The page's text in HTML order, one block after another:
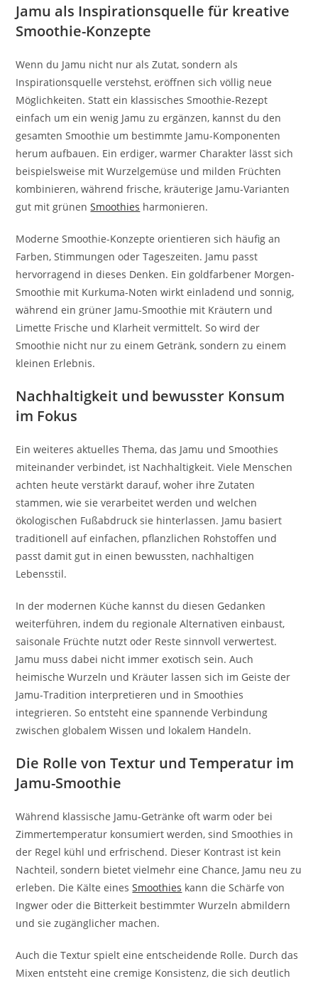
Jamu als Inspirationsquelle für kreative
Smoothie-Konzepte
Wenn du Jamu nicht nur als Zutat, sondern als
Inspirationsquelle verstehst, eröffnen sich völlig neue
Möglichkeiten. Statt ein klassisches Smoothie-Rezept
einfach um ein wenig Jamu zu ergänzen, kannst du den
gesamten Smoothie um bestimmte Jamu-Komponenten
herum aufbauen. Ein erdiger, warmer Charakter lässt sich
beispielsweise mit Wurzelgemüse und milden Früchten
kombinieren, während frische, kräuterige Jamu-Varianten
gut mit grünenSmoothies harmonieren.
Moderne Smoothie-Konzepte orientieren sich häufig an
Farben, Stimmungen oder Tageszeiten. Jamu passt
hervorragend in dieses Denken. Ein goldfarbener Morgen-
Smoothie mit Kurkuma-Noten wirkt einladend und sonnig,
während ein grüner Jamu-Smoothie mit Kräutern und
Limette Frische und Klarheit vermittelt. So wird der
Smoothie nicht nur zu einem Getränk, sondern zu einem
kleinen Erlebnis.
Nachhaltigkeit und bewusster Konsum
im Fokus
Ein weiteres aktuelles Thema, das Jamu und Smoothies
miteinander verbindet, ist Nachhaltigkeit. Viele Menschen
achten heute verstärkt darauf, woher ihre Zutaten
stammen, wie sie verarbeitet werden und welchen
ökologischen Fußabdruck sie hinterlassen. Jamu basiert
traditionell auf einfachen, pflanzlichen Rohstoffen und
passt damit gut in einen bewussten, nachhaltigen
Lebensstil.
In der modernen Küche kannst du diesen Gedanken
weiterführen, indem du regionale Alternativen einbaust,
saisonale Früchte nutzt oder Reste sinnvoll verwertest.
Jamu muss dabei nicht immer exotisch sein. Auch
heimische Wurzeln und Kräuter lassen sich im Geiste der
Jamu-Tradition interpretieren und in Smoothies
integrieren. So entsteht eine spannende Verbindung
zwischen globalem Wissen und lokalem Handeln.
Die Rolle von Textur und Temperatur im
Jamu-Smoothie
Während klassische Jamu-Getränke oft warm oder bei
Zimmertemperatur konsumiert werden, sind Smoothies in
der Regel kühl und erfrischend. Dieser Kontrast ist kein
Nachteil, sondern bietet vielmehr eine Chance, Jamu neu zu
erleben. Die Kälte einesSmoothies kann die Schärfe von
Ingwer oder die Bitterkeit bestimmter Wurzeln abmildern
und sie zugänglicher machen.
Auch die Textur spielt eine entscheidende Rolle. Durch das
Mixen entsteht eine cremige Konsistenz, die sich deutlich